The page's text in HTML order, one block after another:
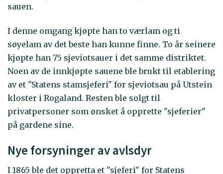
sauen.
I denne omgang kjøpte han to værlam og ti
søyelam av det beste han kunne finne. To år seinere
kjøpte han 75 sjeviotsauer i det samme distriktet.
Noen av de innkjøpte sauene ble brukt til etablering
av et "Statens stamsjeferi" for sjeviotsau på Utstein
kloster i Rogaland. Resten ble solgt til
privatpersoner som ønsket å opprette "sjeferier"
på gardene sine.
Nye forsyninger av avlsdyr
I 1865 ble det oppretta et "sjeferi" for Statens